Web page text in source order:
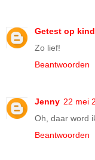
Getest op
Zo lief!
Beantwoorden
Jenny 22 mei
Oh, daar word
Beantwoorden